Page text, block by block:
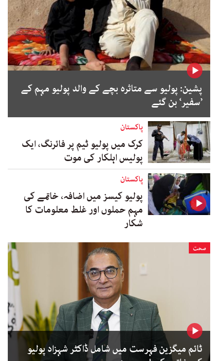
پشین: پولیو سے متاثرہ بچے کے والد پولیو مہم کے
’سفیر‘ بن گئے
پاکستان
کرک میں پولیو ٹیم پر فائرنگ، ایک
پولیس اہلکار کی موت
پاکستان
پولیو کیسز میں اضافہ، خاتمے کی
مہم حملوں اور غلط معلومات کا
شکار
صحت
ٹائم میگزین فہرست میں شامل ڈاکٹر شہزاد پولیو